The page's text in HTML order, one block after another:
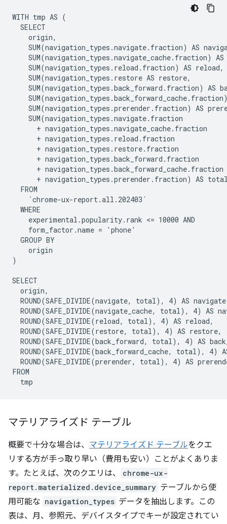
WITH tmp AS (
  SELECT
    origin,
SUM(navigation_types.navigate.fraction) AS
SUM(navigation_types.navigate_cache.fraction) AS
    SUM(navigation_types.reload.fraction) AS reload,
    SUM(navigation_types.restore AS restore,
SUM(navigation_types.back_forward.fraction) AS
SUM(navigation_types.prerender.fraction) AS
    SUM(navigation_types.navigate.fraction
      + navigation_types.navigate_cache.fraction
      + navigation_types.reload.fraction
      + navigation_types.restore.fraction
      + navigation_types.back_forward.fraction
      + navigation_types.back_forward_cache.fraction
+ navigation_types.prerender.fraction) AS
  FROM
    `chrome-ux-report.all.202403`
  WHERE
    experimental.popularity.rank <= 10000 AND
    form_factor.name = 'phone'
  GROUP BY
    origin
)
SELECT
  origin,
ROUND(SAFE_DIVIDE(navigate, total), 4) AS
ROUND(SAFE_DIVIDE(navigate_cache, total), 4) AS
  ROUND(SAFE_DIVIDE(reload, total), 4) AS reload,
  ROUND(SAFE_DIVIDE(restore, total), 4) AS restore,
ROUND(SAFE_DIVIDE(back_forward, total), 4) AS
ROUND(SAFE_DIVIDE(back_forward_cache, total), 4)
ROUND(SAFE_DIVIDE(prerender, total), 4) AS
FROM
マテリアライズド テーブル
概要で十分な場合は、 マテリアライズド テーブルをクエ
リする方が手っ取り早い（費用も安い）ことがよくありま
す。たとえば、次のクエリは、
chrome-ux-
report.materialized.device_summary テーブルから使
用可能な navigation_types データを抽出します。この
表は、月、参照元、デバイスタイプでキーが設定されてい